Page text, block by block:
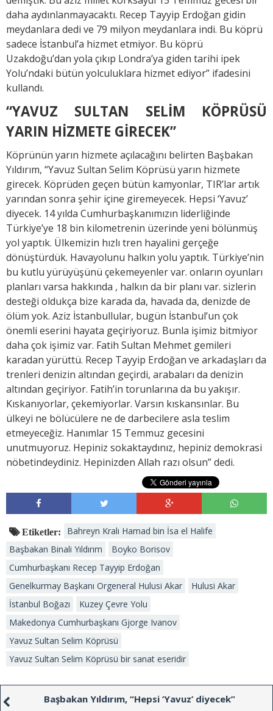
daha aydınlanmayacaktı. Recep Tayyip Erdoğan gidin
meydanlara dedi ve 79 milyon meydanlara indi. Bu köprü
sadece İstanbul’a hizmet etmiyor. Bu köprü
Uzakdoğu’dan yola çıkıp Londra’ya giden tarihi ipek
Yolu’ndaki bütün yolculuklara hizmet ediyor” ifadesini
kullandı.
“YAVUZ SULTAN SELİM KÖPRÜSÜ
YARIN HİZMETE GİRECEK”
Köprünün yarın hizmete açılacağını belirten Başbakan
Yıldırım, “Yavuz Sultan Selim Köprüsü yarın hizmete
girecek. Köprüden geçen bütün kamyonlar, TIR’lar artık
yarından sonra şehir içine giremeyecek. Hepsi ‘Yavuz’
diyecek. 14 yılda Cumhurbaşkanımızın liderliğinde
Türkiye’ye 18 bin kilometrenin üzerinde yeni bölünmüş
yol yaptık. Ülkemizin hızlı tren hayalini gerçeğe
dönüştürdük. Havayolunu halkın yolu yaptık. Türkiye’nin
bu kutlu yürüyüşünü çekemeyenler var. onların oyunları
planları varsa hakkında , halkın da bir planı var. sizlerin
desteği oldukça bize karada da, havada da, denizde de
ölüm yok. Aziz İstanbullular, bugün İstanbul’un çok
önemli eserini hayata geçiriyoruz. Bunla işimiz bitmiyor
daha çok işimiz var. Fatih Sultan Mehmet gemileri
karadan yürüttü. Recep Tayyip Erdoğan ve arkadaşları da
trenleri denizin altından geçirdi, arabaları da denizin
altından geçiriyor. Fatih’in torunlarına da bu yakışır.
Kıskanıyorlar, çekemiyorlar. Varsın kıskansınlar. Bu
ülkeyi ne bölücülere ne de darbecilere asla teslim
etmeyeceğiz. Hanımlar 15 Temmuz gecesini
unutmuyoruz. Hepiniz sokaktaydınız, hepiniz demokrasi
nöbetindeydiniz. Hepinizden Allah razı olsun” dedi.
Etiketler:
Bahreyn Kralı Hamad bin İsa el Halife
Başbakan Binali Yıldırım
Boyko Borisov
Cumhurbaşkanı Recep Tayyip Erdoğan
Genelkurmay Başkanı Orgeneral Hulusi Akar
Hulusi Akar
İstanbul Boğazı
Kuzey Çevre Yolu
Makedonya Cumhurbaşkanı Gjorge Ivanov
Yavuz Sultan Selim Köprüsü
Yavuz Sultan Selim Köprüsü bir sanat eseridir
Başbakan Yıldırım, “Hepsi ‘Yavuz’ diyecek”